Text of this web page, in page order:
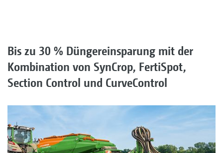
Bis zu 30 % Düngereinsparung mit der
Kombination von SynCrop, FertiSpot,
Section Control und CurveControl